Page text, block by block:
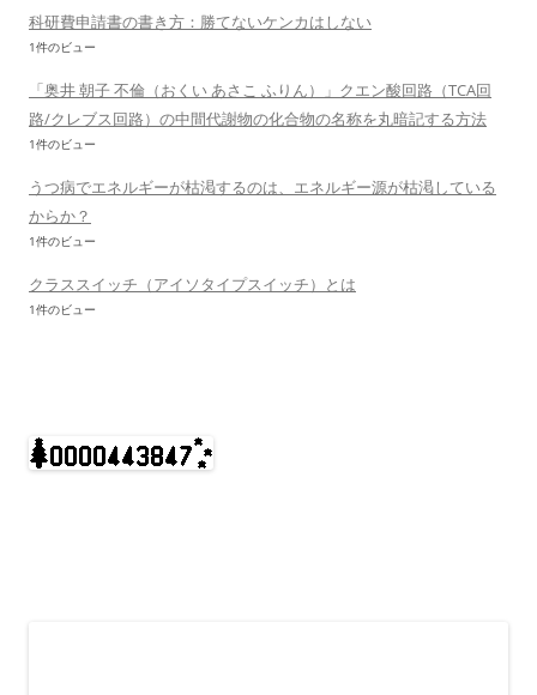
科研費申請書の書き方：勝てないケンカはしない
1件のビュー
「奥井 朝子 不倫（おくい あさこ ふりん）」クエン酸回路（TCA回
路/クレブス回路）の中間代謝物の化合物の名称を丸暗記する方法
1件のビュー
うつ病でエネルギーが枯渇するのは、エネルギー源が枯渇している
からか？
1件のビュー
クラススイッチ（アイソタイプスイッチ）とは
1件のビュー